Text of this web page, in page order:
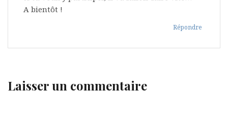
A bientôt !
Répondre
Laisser un commentaire